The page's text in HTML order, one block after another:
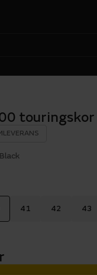
touringskor
Black
41 42 43